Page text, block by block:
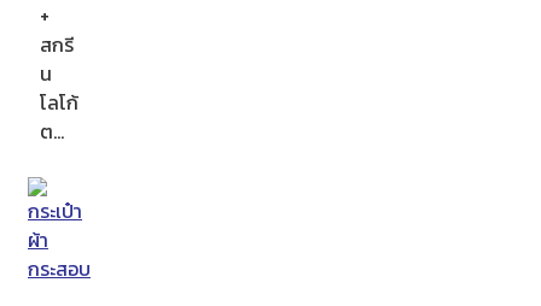
+
สกรี
น
โลโก้
ต…